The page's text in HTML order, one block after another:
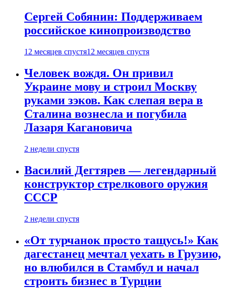
Сергей Собянин: Поддерживаем
российское кинопроизводство
12 месяцев спустя12 месяцев спустя
Человек вождя. Он привил
Украине мову и строил Москву
руками зэков. Как слепая вера в
Сталина вознесла и погубила
Лазаря Кагановича
2 недели спустя
Василий Дегтярев — легендарный
конструктор стрелкового оружия
СССР
2 недели спустя
«От турчанок просто тащусь!» Как
дагестанец мечтал уехать в Грузию,
но влюбился в Стамбул и начал
строить бизнес в Турции